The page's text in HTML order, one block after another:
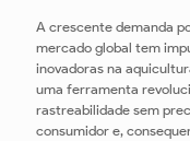
A crescente demanda
mercado global tem
inovadoras na
uma ferramenta
rastreabilidade sem
consumidor e,